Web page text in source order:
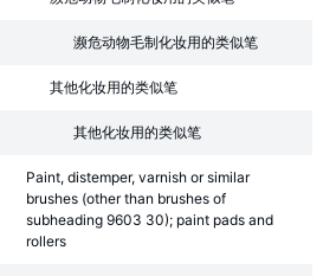
濒危动物毛制化妆用的类似笔
其他化妆用的类似笔
其他化妆用的类似笔
Paint, distemper, varnish or similar
brushes (other than brushes of
subheading 9603 30); paint pads and
rollers